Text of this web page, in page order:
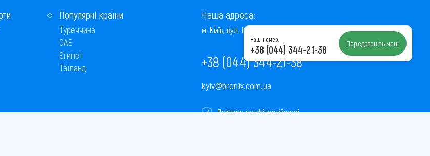
Популярні країни
Туреччина
ОАЕ
Єгипет
Таїланд
Наша адреса:
м. Київ, вул. Інститутська, 22/7, оф. 41
+38 (044) 344-21-38
kyiv@bronix.com.ua
Політика конфіденційності
Наш номер:
+38 (044) 344-21-38 Передзвоніть мені